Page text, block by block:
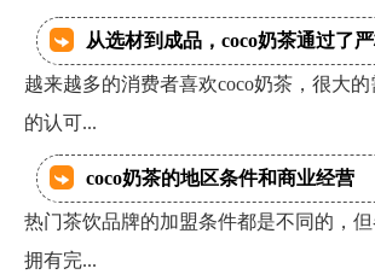
从选材到成品，coco奶茶通过了
越来越多的消费者喜欢coco奶茶，很大
的认可...
coco奶茶的地区条件和商业经营
热门茶饮品牌的加盟条件都是不同的，
拥有完...